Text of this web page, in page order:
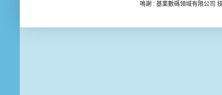
鳴謝 : 基業數碼領域有限公司